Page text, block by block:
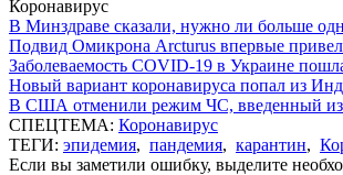
Коронавирус
В Минздраве сказали, нужно ли больше
Подвид Омикрона Arcturus впервые привел
Заболеваемость COVID-19 в Украине
Новый вариант коронавируса попал из
В США отменили режим ЧС, введенный
СПЕЦТЕМА: Коронавирус
ТЕГИ: эпидемия, пандемия, карантин,
Если вы заметили ошибку, выделите